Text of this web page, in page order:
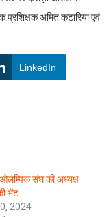
प्रशिक्षक अमित कटारिया एवं
LinkedIn
संघ की अध्यक्ष
भेंट
2024